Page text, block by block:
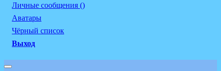
Личные сообщения ()
Аватары
Чёрный список
Выход